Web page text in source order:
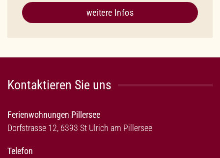
weitere Infos
Kontaktieren Sie uns
Ferienwohnungen Pillersee
Dorfstrasse 12, 6393 St Ulrich am Pillersee
Telefon